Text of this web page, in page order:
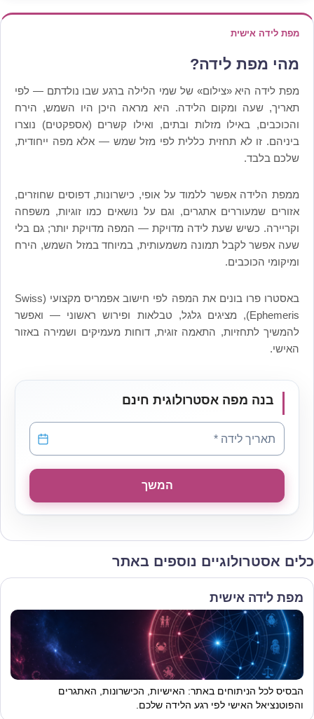
מפת לידה אישית
מהי מפת לידה?
מפת לידה היא «צילום» של שמי הלילה ברגע שבו נולדתם — לפי
תאריך, שעה ומקום הלידה. היא מראה היכן היו השמש, הירח
והכוכבים, באילו מזלות ובתים, ואילו קשרים (אספקטים) נוצרו
ביניהם. זו לא תחזית כללית לפי מזל שמש — אלא מפה ייחודית,
שלכם בלבד.
ממפת הלידה אפשר ללמוד על אופי, כישרונות, דפוסים שחוזרים,
אזורים שמעוררים אתגרים, וגם על נושאים כמו זוגיות, משפחה
וקריירה. כשיש שעת לידה מדויקת — המפה מדויקת יותר; גם בלי
שעה אפשר לקבל תמונה משמעותית, במיוחד במזל השמש, הירח
ומיקומי הכוכבים.
באסטרו פרו בונים את המפה לפי חישוב אפמריס מקצועי (Swiss
Ephemeris), מציגים גלגל, טבלאות ופירוש ראשוני — ואפשר
להמשיך לתחזיות, התאמה זוגית, דוחות מעמיקים ושמירה באזור
האישי.
בנה מפה אסטרולוגית חינם
תאריך לידה
תאריך לידה *
המשך
כלים אסטרולוגיים נוספים באתר
מפת לידה אישית
הבסיס לכל הניתוחים באתר: האישיות, הכישרונות, האתגרים
והפוטנציאל האישי לפי רגע הלידה שלכם.